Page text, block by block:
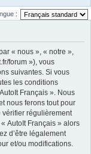
c
:
« nous », « notre »,
forum »), vous
suivantes. Si vous
les conditions
Français ». Nous
nous ferons tout pour
vérifier régulièrement
AutoIt Français » alors
d’être légalement
et/ou modifications.